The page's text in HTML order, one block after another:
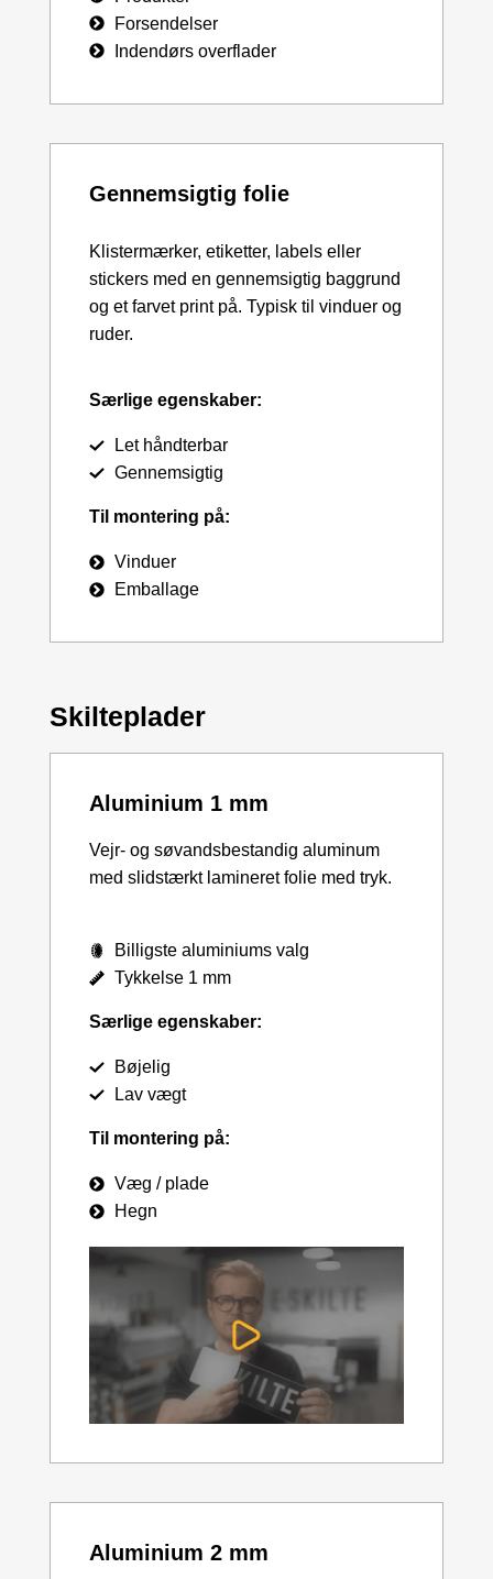
Forsendelser
Indendørs overflader
Gennemsigtig folie
Klistermærker, etiketter, labels eller
stickers med en gennemsigtig baggrund
og et farvet print på. Typisk til vinduer og
ruder.
Særlige egenskaber:
Let håndterbar
Gennemsigtig
Til montering på:
Vinduer
Emballage
Skilteplader
Aluminium 1 mm
Vejr- og søvandsbestandig aluminum
med slidstærkt lamineret folie med tryk.
Billigste aluminiums valg
Tykkelse 1 mm
Særlige egenskaber:
Bøjelig
Lav vægt
Til montering på:
Væg / plade
Hegn
Aluminium 2 mm